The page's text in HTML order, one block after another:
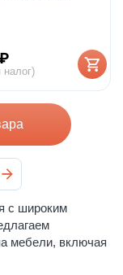
с широким
мебели, включая